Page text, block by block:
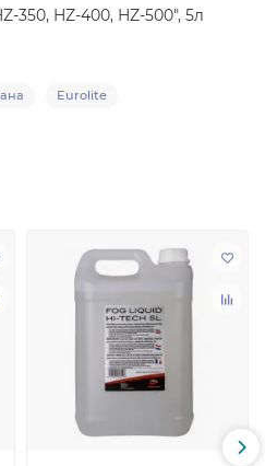
350, HZ-400, HZ-500", 5л
Eurolite